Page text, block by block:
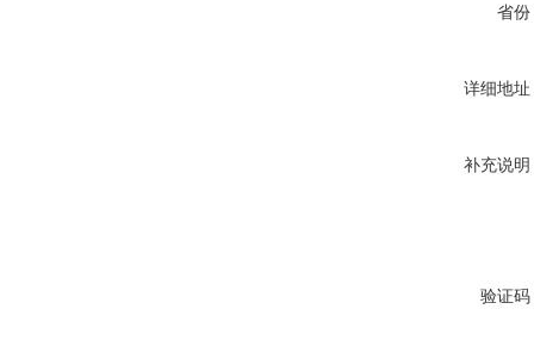
省份
详细地址
补充说明
验证码